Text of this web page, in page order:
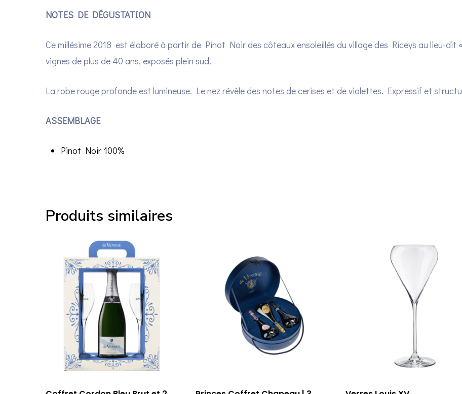
NOTES DE DÉGUSTATION
Ce millésime 2018 est élaboré à partir de Pinot Noir des côteaux ensoleillés du village des Riceys au lieu-
vignes de plus de 40 ans, exposés plein sud.
La robe rouge profonde est lumineuse. Le nez révèle des notes de cerises et de violettes. Expressif et
ASSEMBLAGE
Pinot Noir 100%
Produits similaires